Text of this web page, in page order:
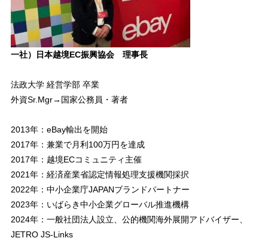
一社）日本越境EC振興協会 理事長
法政大学 経営学部 卒業
外資Sr.Mgr→国家公務員・著者
2013年：eBay輸出を開始
2017年：兼業で月利100万円を達成
2017年：越境ECコミュニティ主催
2021年：経済産業省認定情報処理支援機関採択
2022年：中小企業庁JAPANブランドパートナー
2023年：いばらき中小企業グローバル推進機構
2024年：一般社団法人設立、公的機関海外展開アドバイザー、
JETRO JS-Links